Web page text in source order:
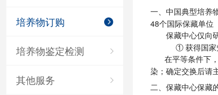
培养物订购
培养物鉴定检测
其他服务
一、 中国典型培养
48个国际保藏单位
保藏中心仅向
① 获得国
在平等条件下
染；确定交换后请
二、 保藏中心保藏